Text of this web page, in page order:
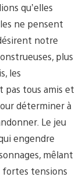
qu’elles
ne pensent
notre
plus
les
pas tous amis et
déterminer à
Le jeu
engendre
mêlant
fortes tensions